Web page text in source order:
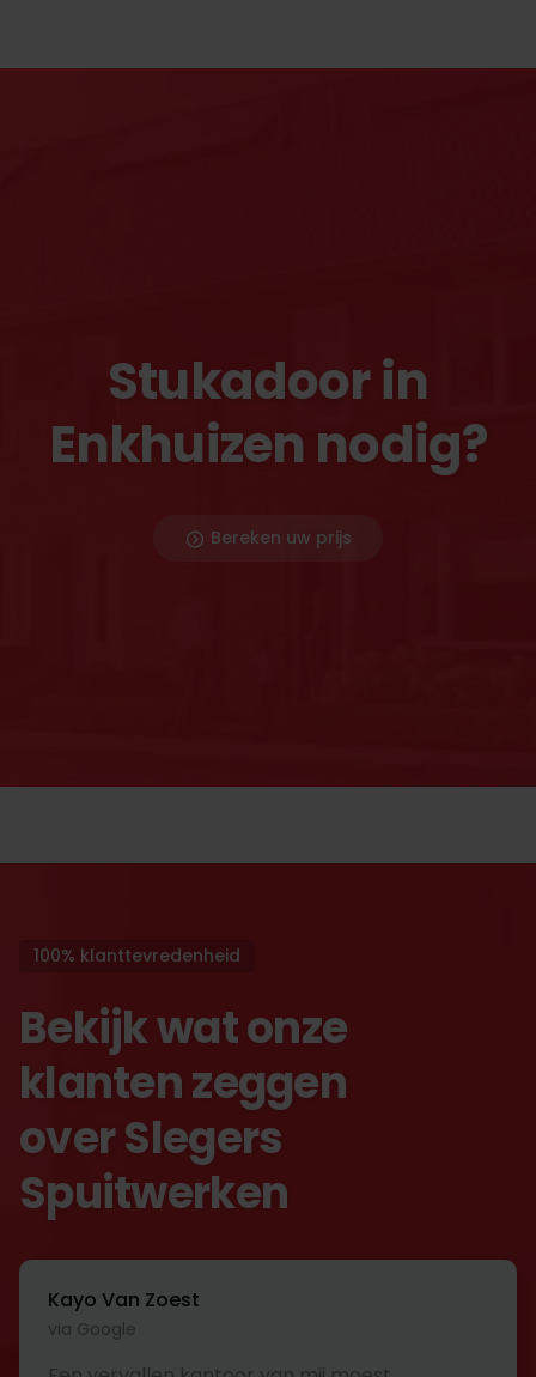
Stukadoor in
Enkhuizen nodig?
Bereken uw prijs
100% klanttevredenheid
Bekijk wat onze
klanten zeggen
over Slegers
Spuitwerken
Kayo Van Zoest
via Google